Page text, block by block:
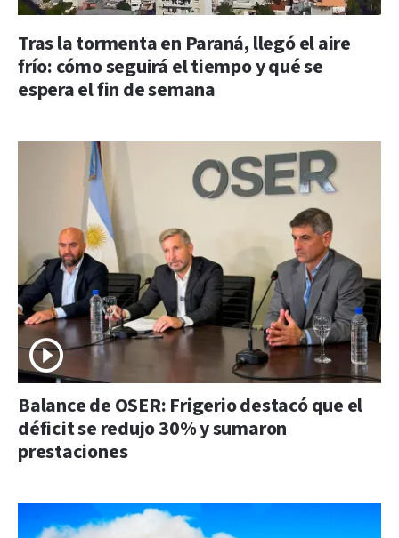
Tras la tormenta en Paraná, llegó el aire
frío: cómo seguirá el tiempo y qué se
espera el fin de semana
Balance de OSER: Frigerio destacó que el
déficit se redujo 30% y sumaron
prestaciones